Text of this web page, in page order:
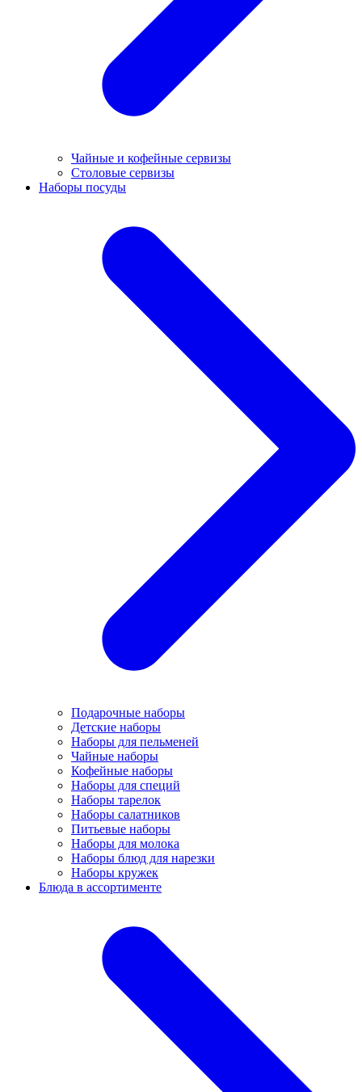
Чайные и кофейные сервизы
Столовые сервизы
Наборы посуды
Подарочные наборы
Детские наборы
Наборы для пельменей
Чайные наборы
Кофейные наборы
Наборы для специй
Наборы тарелок
Наборы салатников
Питьевые наборы
Наборы для молока
Наборы блюд для нарезки
Наборы кружек
Блюда в ассортименте